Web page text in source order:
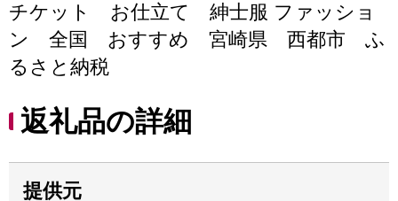
チケット お仕立て 紳士服 ファッショ
ン 全国 おすすめ 宮崎県 西都市 ふ
るさと納税
返礼品の詳細
提供元